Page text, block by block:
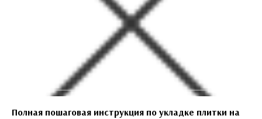
Полная пошаговая инструкция по укладке плитки на